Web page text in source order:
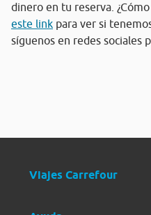
dinero en tu reserva.
este link para ver si
síguenos en redes sociales
Viajes Carrefour